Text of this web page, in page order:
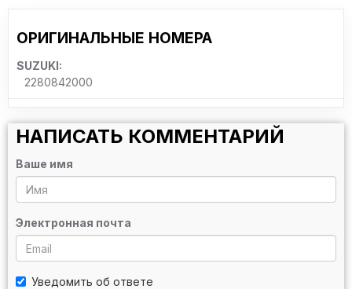
ОРИГИНАЛЬНЫЕ НОМЕРА
SUZUKI:
2280842000
НАПИСАТЬ КОММЕНТАРИЙ
Ваше имя
Электронная почта
Уведомить об ответе